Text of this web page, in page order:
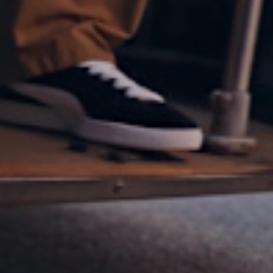
NEVER NOT
SUEDE CLASSIC
COMPRA AHORA